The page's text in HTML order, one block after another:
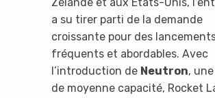
a su tirer parti de la demande
croissante pour des
fréquents et abordables. Avec
l’introduction de Neutron,
de moyenne capacité, Rocket